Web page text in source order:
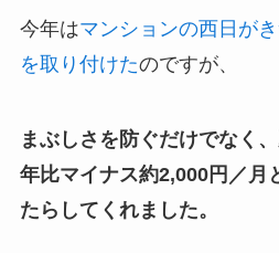
今年はマンションの西日が
を取り付けたのですが、
まぶしさを防ぐだけでなく
年比マイナス約2,000円／月
たらしてくれました。